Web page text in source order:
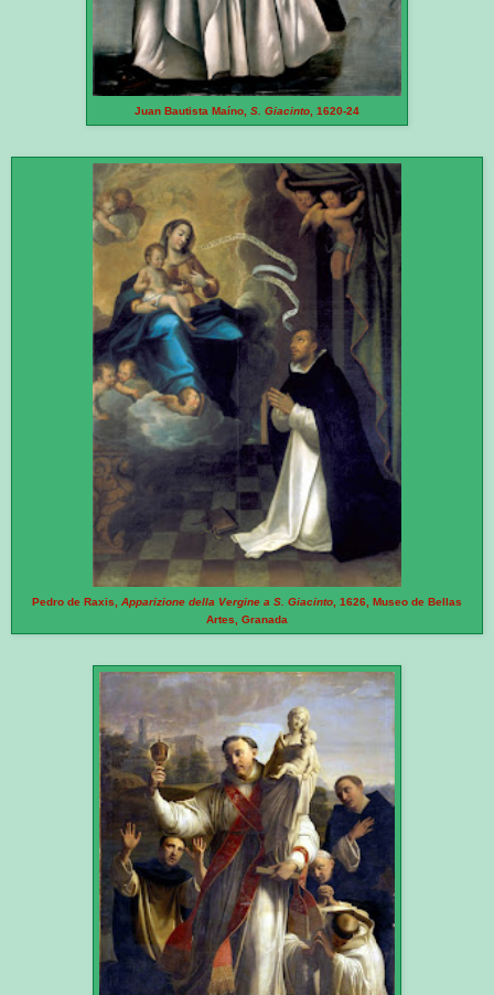
Juan Bautista Maíno, S. Giacinto , 1620-24
Pedro de Raxis, Apparizione della Vergine a S. Giacinto , 1626, Museo de Bellas
Artes, Granada